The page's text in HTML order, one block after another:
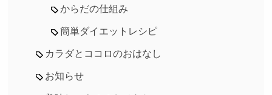
からだの仕組み
簡単ダイエットレシピ
カラダとココロのおはなし
お知らせ